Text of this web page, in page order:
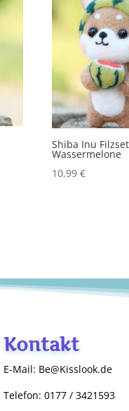
Shiba Inu Filzset
Wassermelone
10,99 €
Kontakt
E-Mail: Be@Kisslook.de
Telefon: 0177 / 3421593